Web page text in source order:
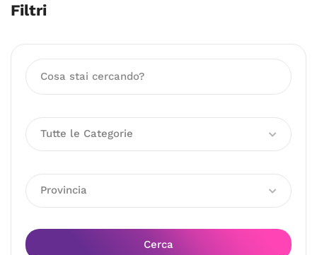
Filtri
Tutte le Categorie
Provincia
Cerca